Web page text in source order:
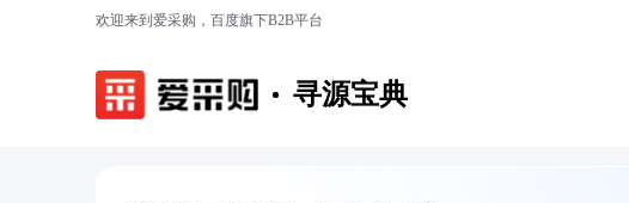
欢迎来到爱采购，百度旗下B2B平台
寻源宝典